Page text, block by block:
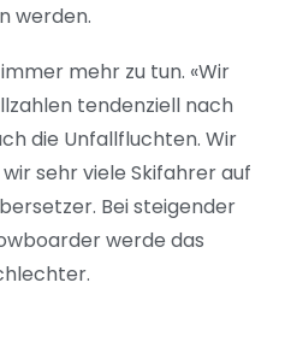
werden.
mehr zu tun. «Wir
tendenziell nach
die Unfallfluchten. Wir
sehr viele Skifahrer auf
Bei steigender
werde das